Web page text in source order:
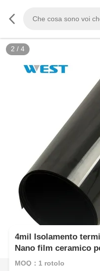
3 / 4
4mil Isolamento
Nano film ceramico
UV film per finestre
MOQ：1 rotolo